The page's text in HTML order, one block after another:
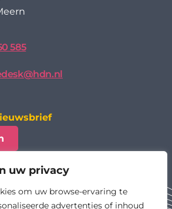
uw privacy
om uw browse-ervaring te
advertenties of inhoud
585